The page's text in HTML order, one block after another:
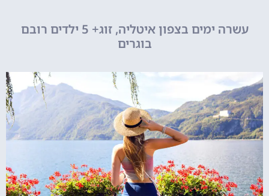
עשרה ימים בצפון איטליה, זוג+ 5 ילדים רובם
בוגרים